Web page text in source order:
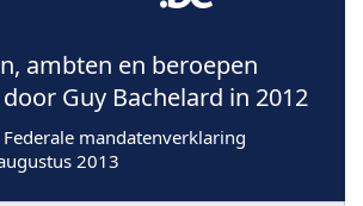
ambten en beroepen
Guy Bachelard in 2012
Federale mandatenverklaring
2013